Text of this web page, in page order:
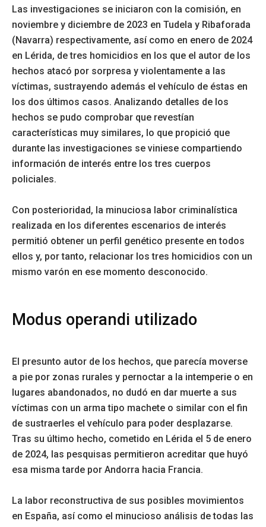
Las investigaciones se iniciaron con la comisión, en
noviembre y diciembre de 2023 en Tudela y Ribaforada
(Navarra) respectivamente, así como en enero de 2024
en Lérida, de tres homicidios en los que el autor de los
hechos atacó por sorpresa y violentamente a las
víctimas, sustrayendo además el vehículo de éstas en
los dos últimos casos. Analizando detalles de los
hechos se pudo comprobar que revestían
características muy similares, lo que propició que
durante las investigaciones se viniese compartiendo
información de interés entre los tres cuerpos
policiales.
Con posterioridad, la minuciosa labor criminalística
realizada en los diferentes escenarios de interés
permitió obtener un perfil genético presente en todos
ellos y, por tanto, relacionar los tres homicidios con un
mismo varón en ese momento desconocido.
Modus operandi utilizado
El presunto autor de los hechos, que parecía moverse
a pie por zonas rurales y pernoctar a la intemperie o en
lugares abandonados, no dudó en dar muerte a sus
víctimas con un arma tipo machete o similar con el fin
de sustraerles el vehículo para poder desplazarse.
Tras su último hecho, cometido en Lérida el 5 de enero
de 2024, las pesquisas permitieron acreditar que huyó
esa misma tarde por Andorra hacia Francia.
La labor reconstructiva de sus posibles movimientos
en España, así como el minucioso análisis de todas las